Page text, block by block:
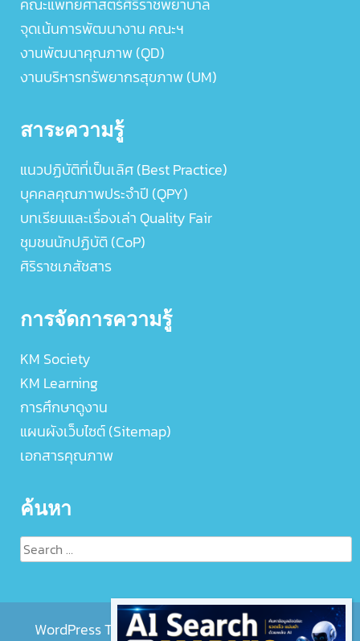
จุดเน้นการพัฒนางาน คณะฯ
งานพัฒนาคุณภาพ (QD)
งานบริหารทรัพยากรสุขภาพ (UM)
สาระความรู้
แนวปฏิบัติที่เป็นเลิศ (Best Practice)
บุคคลคุณภาพประจำปี (QPY)
บทเรียนและเรื่องเล่า Quality Fair
ชุมชนนักปฏิบัติ (CoP)
ศิริราชเภสัชสาร
การจัดการความรู้
KM Society
KM Learning
การศึกษาดูงาน
แผนผังเว็บไซต์ (Sitemap)
เอกสารคุณภาพ
ค้นหา
Search
for:
WordPress Theme :EightMedi Liteby 8Degree